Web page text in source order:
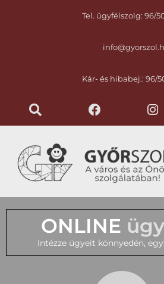
Tel. ügyfélszolg: 96/
Kár- és hibabej.: 96/
ONLINE
Intézze ügyeit könnyedén,